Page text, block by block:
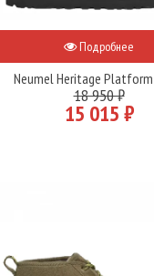
Подробнее
Neumel Heritage
18 950 ₽
15 015 ₽